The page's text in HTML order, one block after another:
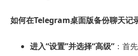
如何在Telegram桌面版备份聊天记
进入“设置”并选择“高级”：首